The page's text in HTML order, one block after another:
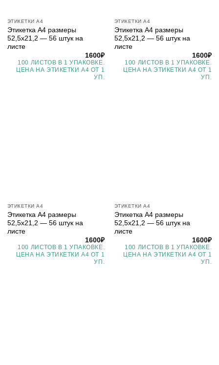
ЭТИКЕТКИ А4
Этикетка А4 размеры
52,5х21,2 — 56 штук на
листе
1600₽
100 ЛИСТОВ В 1 УПАКОВКЕ.
ЦЕНА НА ЭТИКЕТКИ А4 ОТ 1
УП.
ЭТИКЕТКИ А4
Этикетка А4 размеры
52,5х21,2 — 56 штук на
листе
1600₽
100 ЛИСТОВ В 1 УПАКОВКЕ.
ЦЕНА НА ЭТИКЕТКИ А4 ОТ 1
УП.
ЭТИКЕТКИ А4
Этикетка А4 размеры
52,5х21,2 — 56 штук на
листе
1600₽
100 ЛИСТОВ В 1 УПАКОВКЕ.
ЦЕНА НА ЭТИКЕТКИ А4 ОТ 1
УП.
ЭТИКЕТКИ А4
Этикетка А4 размеры
52,5х21,2 — 56 штук на
листе
1600₽
100 ЛИСТОВ В 1 УПАКОВКЕ.
ЦЕНА НА ЭТИКЕТКИ А4 ОТ 1
УП.